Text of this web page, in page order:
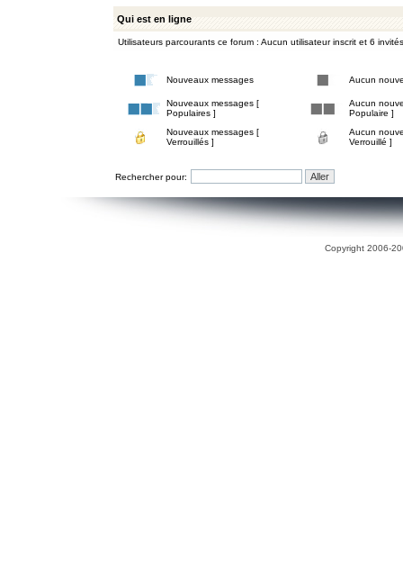
Qui est en ligne
Utilisateurs parcourants ce forum : Aucun utilisateur inscrit et 6 invités
Nouveaux messages Aucun
Nouveaux messages [
Populaires ]
Aucun
Populaire ]
Nouveaux messages [
Verrouillés ]
Aucun
Verrouillé ]
Rechercher pour:
Copyright 2006-